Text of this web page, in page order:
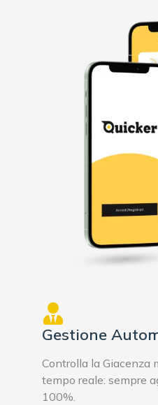
Gestione
Controlla la Giacenza
tempo reale: sempre
100%.